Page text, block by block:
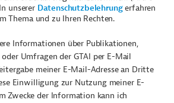
unserer Datenschutzbelehrungerfahren
Thema und zu Ihren Rechten.
Informationen über Publikationen,
Umfragen der GTAI per E-Mail
meiner E-Mail-Adresse an Dritte
Einwilligung zur Nutzung meiner E-
Zwecke der Information kann ich